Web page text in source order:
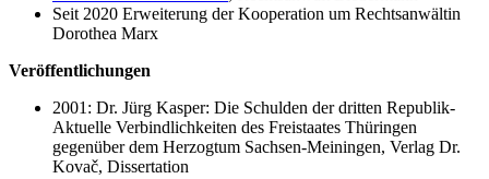
Seit 2020 Erweiterung der Kooperation um Rechtsanwältin
Dorothea Marx
Veröffentlichungen
2001: Dr. Jürg Kasper: Die Schulden der dritten Republik-
Aktuelle Verbindlichkeiten des Freistaates Thüringen
gegenüber dem Herzogtum Sachsen-Meiningen, Verlag Dr.
Kovač, Dissertation